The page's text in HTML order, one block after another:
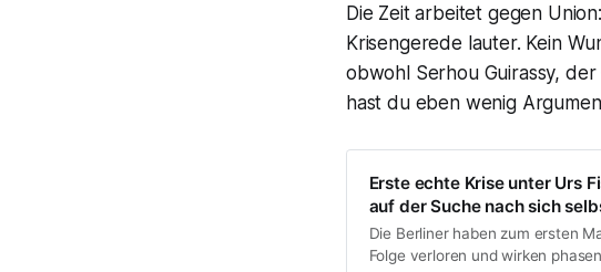
Die Zeit arbeitet gegen
Krisengerede lauter. Kein
obwohl Serhou Guirassy,
hast du eben wenig
Erste echte Krise unter Urs
auf der Suche nach sich
Die Berliner haben zum ersten
Folge verloren und wirken